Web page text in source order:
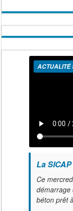
ACTUALITÉ
La
Ce
démarrage
béton prêt